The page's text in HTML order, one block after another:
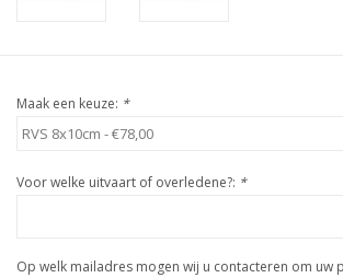
Maak een keuze: *
Voor welke uitvaart of overledene?: *
Op welk mailadres mogen wij u contacteren om uw